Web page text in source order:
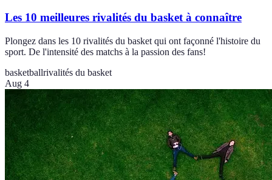
Les 10 meilleures rivalités du basket à connaître
Plongez dans les 10 rivalités du basket qui ont façonné l'histoire du
sport. De l'intensité des matchs à la passion des fans!
basketballrivalités du basket
Aug 4